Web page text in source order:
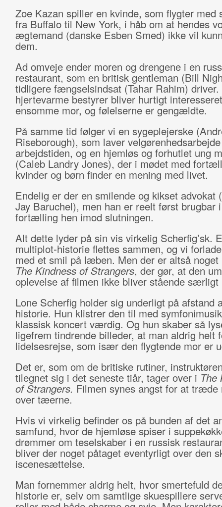
Zoe Kazan spiller en kvinde, som flygter med
fra Buffalo til New York, i håb om at hendes
ægtemand (danske Esben Smed) ikke vil
dem.
Ad omveje ender moren og drengene i en
restaurant, som en britisk gentleman (Bill
tidligere fængselsindsat (Tahar Rahim) driver.
hjertevarme bestyrer bliver hurtigt
ensomme mor, og følelserne er gengældte.
På samme tid følger vi en sygeplejerske
Riseborough), som laver
arbejdstiden, og en hjemløs og forhutlet ung
(Caleb Landry Jones), der i mødet med
kvinder og børn finder en mening med livet.
Endelig er der en smilende og kikset advokat
Jay Baruchel), men han er reelt først brugbar
fortælling hen imod slutningen.
Alt dette lyder på sin vis virkelig Scherfig’sk.
multiplot-historie flettes sammen, og vi
med et smil på læben. Men der er altså noget
The Kindness of Strangers, der gør, at den
oplevelse af filmen ikke bliver stående
Lone Scherfig holder sig underligt på afstand
historie. Hun klistrer den til med
klassisk koncert værdig. Og hun skaber så
ligefrem tindrende billeder, at man aldrig helt
lidelsesrejse, som især den flygtende mor er
Det er, som om de britiske rutiner,
tilegnet sig i det seneste tiår, tager over i The
of Strangers. Filmen synes angst for at træde
over tæerne.
Hvis vi virkelig befinder os på bunden af det
samfund, hvor de hjemløse spiser i
drømmer om teselskaber i en russisk
bliver der noget påtaget eventyrligt over den
iscenesættelse.
Man fornemmer aldrig helt, hvor smertefuld
historie er, selv om samtlige skuespillere